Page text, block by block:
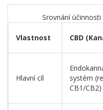
Srovnání
Vlastnost CBD
Hlavní cíl
systém
CB1/CB2)